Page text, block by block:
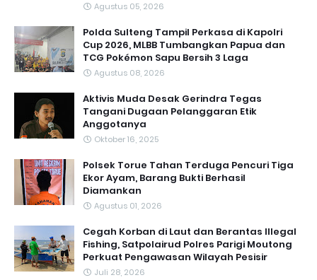
Agustus 05, 2026
Polda Sulteng Tampil Perkasa di Kapolri
Cup 2026, MLBB Tumbangkan Papua dan
TCG Pokémon Sapu Bersih 3 Laga
Agustus 08, 2026
Aktivis Muda Desak Gerindra Tegas
Tangani Dugaan Pelanggaran Etik
Anggotanya
Oktober 16, 2025
Polsek Torue Tahan Terduga Pencuri Tiga
Ekor Ayam, Barang Bukti Berhasil
Diamankan
Agustus 01, 2026
Cegah Korban di Laut dan Berantas Illegal
Fishing, Satpolairud Polres Parigi Moutong
Perkuat Pengawasan Wilayah Pesisir
Juli 28, 2026